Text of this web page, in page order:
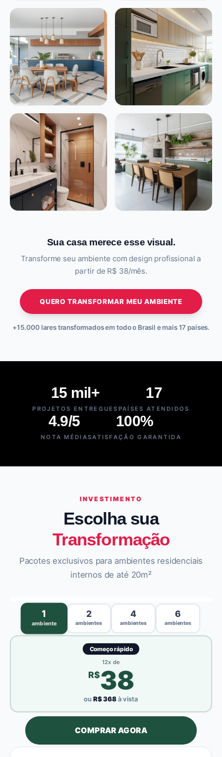
Sua casa merece esse visual.
Transforme seu ambiente com design profissional a
partir de R$ 38/mês.
QUERO TRANSFORMAR MEU AMBIENTE
+15.000 lares transformados em todo o Brasil e mais 17 países.
15 mil+
PROJETOS ENTREGUES
17
PAÍSES ATENDIDOS
4.9/5
NOTA MÉDIA
100%
SATISFAÇÃO GARANTIDA
INVESTIMENTO
Escolha sua
Transformação
Pacotes exclusivos para ambientes residenciais
internos de até 20m²
1
ambiente
2
ambientes
4
ambientes
6
ambientes
Começo rápido
12x de
R$38
ou R$368à vista
COMPRAR AGORA